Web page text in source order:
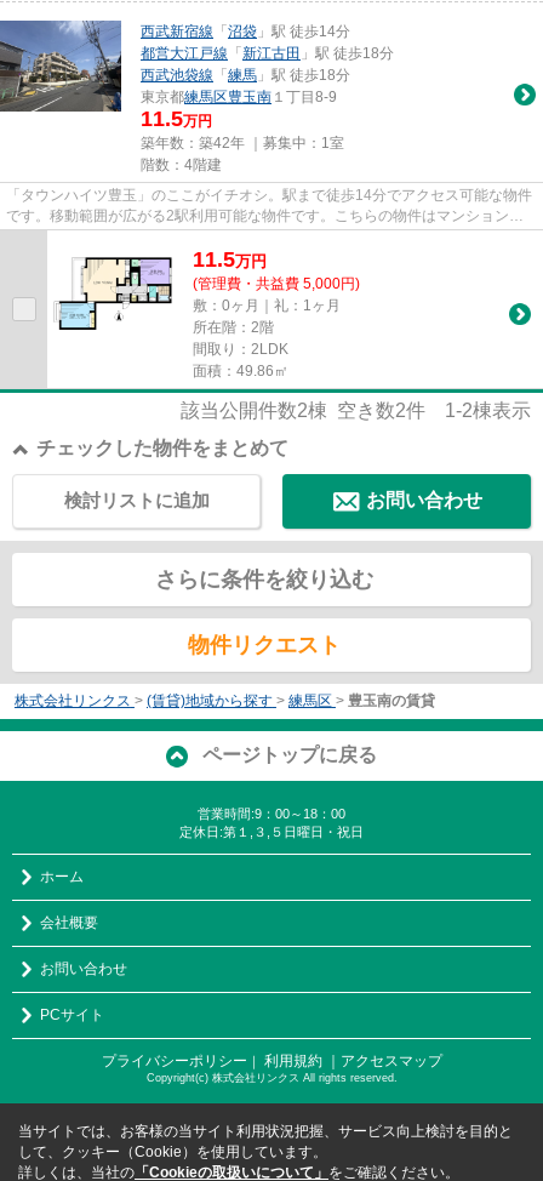
西武新宿線 「 沼袋 」駅 徒歩14分
都営大江戸線 「 新江古田 」駅 徒歩18分
西武池袋線 「 練馬 」駅 徒歩18分
東京都練馬区豊玉南 １丁目8-9
11.5万円
築年数：築42年 ｜募集中： 1室
階数：4階建
「タウンハイツ豊玉」のここがイチオシ。駅まで徒歩14分でアクセス可能な物件
です。移動範囲が広がる2駅利用可能な物件です。こちらの物件はマンションで
11.5万円
(管理費・共益費 5,000円)
敷：0ヶ月｜礼：1ヶ月
所在階：2階
間取り：2LDK
面積：49.86㎡
該当公開件数2棟 空き数2件 1-2棟表示
チェックした物件をまとめて
お問い合わせ
検討リストに追加
さらに条件を絞り込む
物件リクエスト
株式会社リンクス > (賃貸)地域から探す > 練馬区 > 豊玉南の賃貸
ページトップに戻る
営業時間:9：00～18：00
定休日:第１,３,５日曜日・祝日
ホーム
会社概要
お問い合わせ
PCサイト
プライバシーポリシー ｜ 利用規約 ｜アクセスマップ
Copyright(c) 株式会社リンクス All rights reserved.
当サイトでは、お客様の当サイト利用状況把握、サービス向上検討を目的と
して、クッキー（Cookie）を使用しています。
詳しくは、当社の 「Cookieの取扱いについて」 をご確認ください。